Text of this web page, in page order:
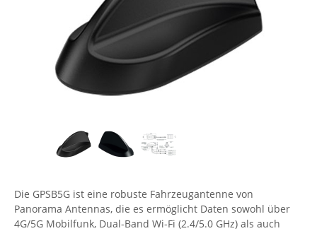
Energiemessung
Energieverteilung
IP, WLAN & GSM Sensorik
Datenlogger
IoT - Internet of Things
Remote I/O
IPC, Industrielle Netzwerktechnik & WLAN
Industrielle Netzwerktechnik / Kommunikation
Industrielle Computer
IT Netzwerktechnik / Kommunikation
Sonstige
Comet System
CompleTech
Contemporary Controls
Enginko - mcf88
Gefen
Gude
Die GPSB5G ist eine robuste Fahrzeugantenne von
Panorama Antennas, die es ermöglicht Daten sowohl über
4G/5G Mobilfunk, Dual-Band Wi-Fi (2.4/5.0 GHz) als auch